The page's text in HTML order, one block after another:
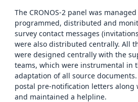
The CRONOS-2 panel was
programmed, distributed and
survey contact messages
were also distributed centrally. All
were designed centrally with the
teams, which were instrumental in
adaptation of all source
postal pre-notification letters along
and maintained a helpline.